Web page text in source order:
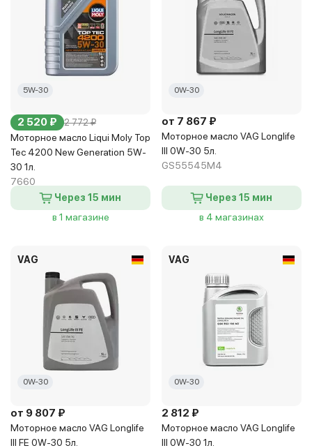
5W-30
2 520 ₽ 2 772 ₽
Моторное масло Liqui Moly Top
Tec 4200 New Generation 5W-
30 1л.
7660
Через 15 мин
в 1 магазине
0W-30
от 7 867 ₽
Моторное масло VAG Longlife
III 0W-30 5л.
GS55545M4
Через 15 мин
в 4 магазинах
VAG
0W-30
от 9 807 ₽
Моторное масло VAG Longlife
III FE 0W-30 5л.
VAG
0W-30
2 812 ₽
Моторное масло VAG Longlife
III 0W-30 1л.